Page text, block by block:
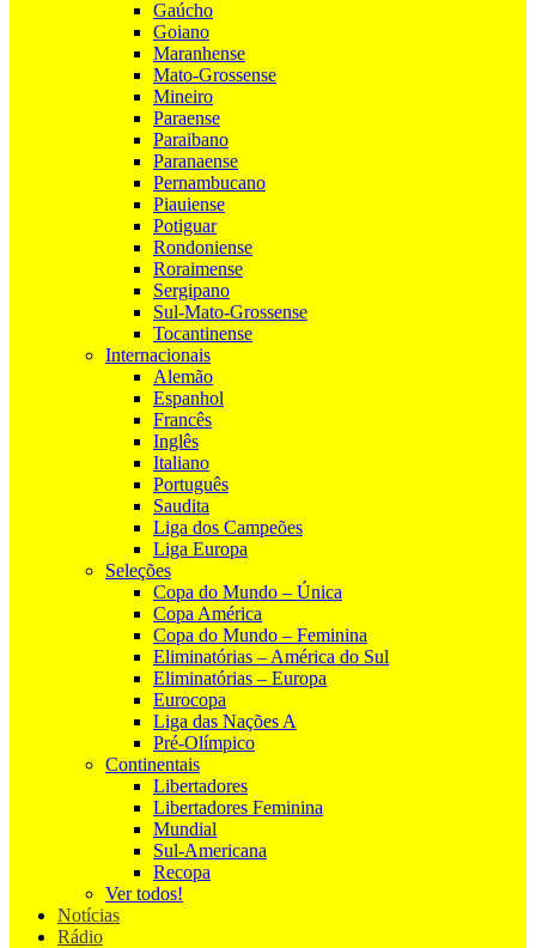
Gaúcho
Goiano
Maranhense
Mato-Grossense
Mineiro
Paraense
Paraibano
Paranaense
Pernambucano
Piauiense
Potiguar
Rondoniense
Roraimense
Sergipano
Sul-Mato-Grossense
Tocantinense
Internacionais
Alemão
Espanhol
Francês
Inglês
Italiano
Português
Saudita
Liga dos Campeões
Liga Europa
Seleções
Copa do Mundo – Única
Copa América
Copa do Mundo – Feminina
Eliminatórias – América do Sul
Eliminatórias – Europa
Eurocopa
Liga das Nações A
Pré-Olímpico
Continentais
Libertadores
Libertadores Feminina
Mundial
Sul-Americana
Recopa
Ver todos!
Notícias
Rádio